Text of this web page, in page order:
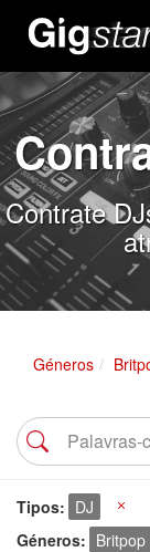
Contrate
Géneros
Tipos DJ
Géneros
Britpop